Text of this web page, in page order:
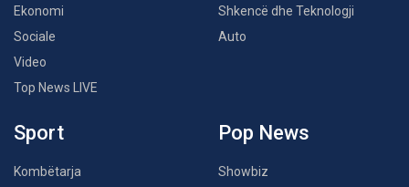
Ekonomi
Sociale
Video
Top News LIVE
Shkencë dhe Teknologji
Auto
Sport
Kombëtarja
Pop News
Showbiz